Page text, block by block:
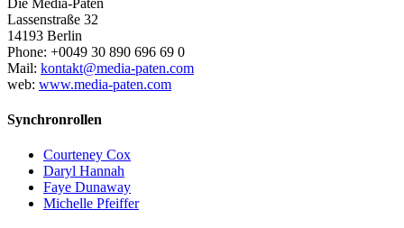
Lassenstraße 32
14193 Berlin
Phone: +0049 30 890 696 69 0
Mail: kontakt@media-paten.com
web: www.media-paten.com
Synchronrollen
Courteney Cox
Daryl Hannah
Faye Dunaway
Michelle Pfeiffer